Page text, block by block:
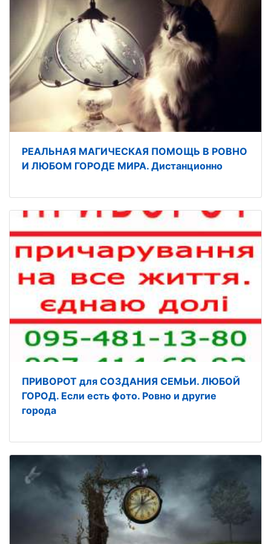
РЕАЛЬНАЯ МАГИЧЕСКАЯ ПОМОЩЬ В РОВНО
И ЛЮБОМ ГОРОДЕ МИРА. Дистанционно
ПРИВОРОТ для СОЗДАНИЯ СЕМЬИ. ЛЮБОЙ
ГОРОД. Если есть фото. Ровно и другие
города